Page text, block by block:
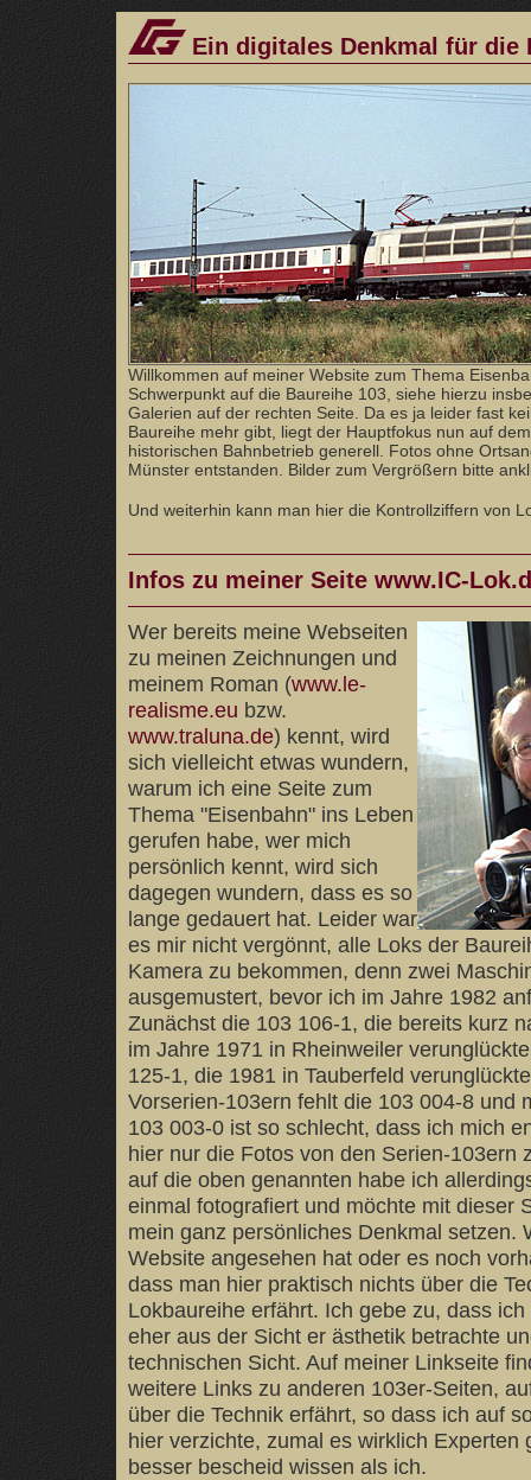
Ein digitales Denkmal für die
Willkommen auf meiner Website zum Thema
Schwerpunkt auf die Baureihe 103, siehe hierzu
Galerien auf der rechten Seite. Da es ja leider fast
Baureihe mehr gibt, liegt der Hauptfokus nun auf
historischen Bahnbetrieb generell. Fotos ohne
Münster entstanden. Bilder zum Vergrößern bitte
Und weiterhin kann man hier die Kontrollziffern von
Infos zu meiner Seite www.IC-
Wer bereits meine Webseiten
zu meinen Zeichnungen und
meinem Roman (www.le-
realisme.eu bzw.
www.traluna.de) kennt, wird
sich vielleicht etwas wundern,
warum ich eine Seite zum
Thema "Eisenbahn" ins Leben
gerufen habe, wer mich
persönlich kennt, wird sich
dagegen wundern, dass es so
lange gedauert hat. Leider war
es mir nicht vergönnt, alle Loks der
Kamera zu bekommen, denn zwei
ausgemustert, bevor ich im Jahre 1982
Zunächst die 103 106-1, die bereits kurz
im Jahre 1971 in Rheinweiler
125-1, die 1981 in Tauberfeld
Vorserien-103ern fehlt die 103 004-8 und
103 003-0 ist so schlecht, dass ich mich
hier nur die Fotos von den Serien-103ern
auf die oben genannten habe ich
einmal fotografiert und möchte mit dieser
mein ganz persönliches Denkmal setzen.
Website angesehen hat oder es noch
dass man hier praktisch nichts über die
Lokbaureihe erfährt. Ich gebe zu, dass
eher aus der Sicht er ästhetik betrachte
technischen Sicht. Auf meiner Linkseite
weitere Links zu anderen 103er-Seiten,
über die Technik erfährt, so dass ich auf
hier verzichte, zumal es wirklich Experten
besser bescheid wissen als ich.